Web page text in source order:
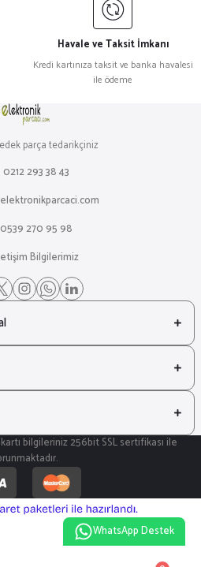
pahalı.
olmalı.
Havale ve Taksit İmkanı
Kredi kartınıza taksit ve banka havalesi
ile ödeme
parça tedarikçiniz
0212 293 38 43
0539 270 95 98
Bilgilerimiz
bilgileriniz 256bit SSL sertifikası ile
WhatsApp Destek
e-
ticaret
paketleri
hazırlandı.